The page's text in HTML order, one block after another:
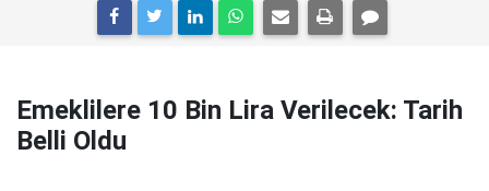
Emeklilere 10 Bin Lira Verilecek: Tarih
Belli Oldu